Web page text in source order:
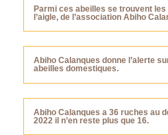
Parmi ces abeilles se trouvent
l’aigle, de l’association Abiho
Abiho Calanques donne l’alerte
abeilles domestiques.
Abiho Calanques a 36 ruches au
2022 il n’en reste plus que 16.